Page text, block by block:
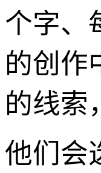
个字、
的创作
的线索
他们会